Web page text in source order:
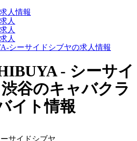
人情報
人
人
人
シーサイドシブヤの求人情報
- シーサイ
渋谷のキャバクラ
イト情報
サイドシブヤ